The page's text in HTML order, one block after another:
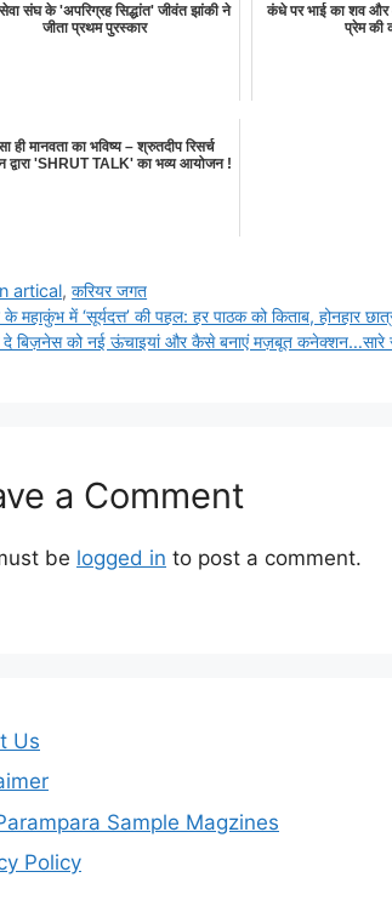
सेवा संघ के 'अपरिग्रह सिद्धांत' जीवंत झांकी ने
जीता प्रथम पुरस्कार
कंधे पर भाई का शव
प्रेम की
ही मानवता का भविष्य – श्रुतदीप रिसर्च
द्वारा 'SHRUT TALK' का भव्य आयोजन !
artical,करियर जगत
के महाकुंभ में ‘सूर्यदत्त’ की पहल: हर पाठक को किताब, होनहार
बिज़नेस को नई ऊंचाइयां और कैसे बनाएं मज़बूत कनेक्शन…सारे
a Comment
be logged in to post a comment.
Us
Sample Magzines
Policy